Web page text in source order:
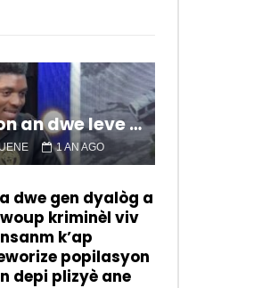
Popilasyon an dwe leve kanpe pou chanje sitiyasyon kawotik l’ap viv nan peyi a.
1 AN AGO
dwe gen dyalòg a
kriminèl viv
k’ap
popilasyon
depi plizyè ane